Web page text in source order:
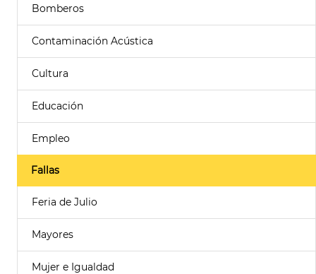
Bomberos
Contaminación Acústica
Cultura
Educación
Empleo
Fallas
Feria de Julio
Mayores
Mujer e Igualdad